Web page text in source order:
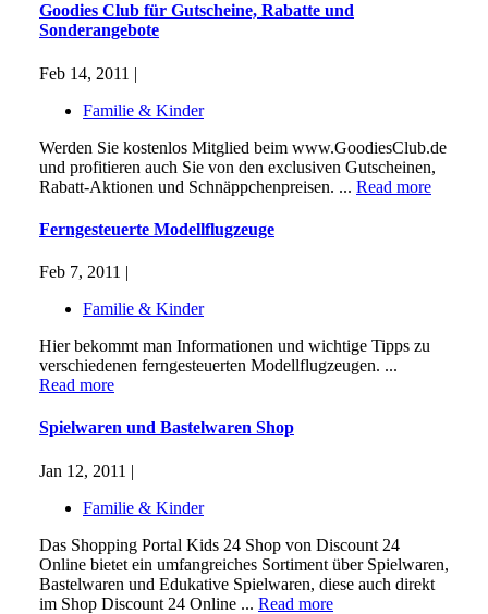
Goodies Club für Gutscheine, Rabatte und
Sonderangebote
Feb 14, 2011 |
Familie & Kinder
Werden Sie kostenlos Mitglied beim www.GoodiesClub.de
und profitieren auch Sie von den exclusiven Gutscheinen,
Rabatt-Aktionen und Schnäppchenpreisen. ... Read more
Ferngesteuerte Modellflugzeuge
Feb 7, 2011 |
Familie & Kinder
Hier bekommt man Informationen und wichtige Tipps zu
verschiedenen ferngesteuerten Modellflugzeugen. ...
Read more
Spielwaren und Bastelwaren Shop
Jan 12, 2011 |
Familie & Kinder
Das Shopping Portal Kids 24 Shop von Discount 24
Online bietet ein umfangreiches Sortiment über Spielwaren,
Bastelwaren und Edukative Spielwaren, diese auch direkt
im Shop Discount 24 Online ... Read more